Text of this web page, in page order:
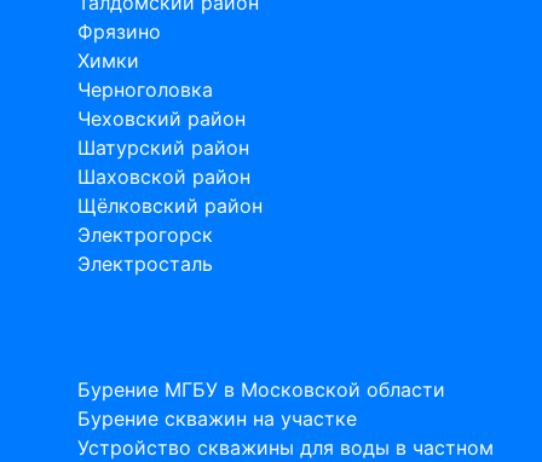
Фрязино
Химки
Черноголовка
Чеховский район
Шатурский район
Шаховской район
Щёлковский район
Электрогорск
Электросталь
Бурение МГБУ в Московской области
Бурение скважин на участке
Устройство скважины для воды в частном